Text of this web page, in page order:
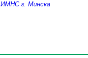
ИМНС г. Минска